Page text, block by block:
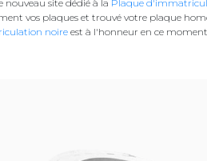
nouveau site dédié à la Plaque
vos plaques et trouvé votre plaque
noireest à l'honneur en ce